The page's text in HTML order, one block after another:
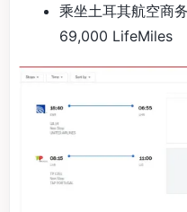
乘坐土耳其航空商
69,000 LifeMiles